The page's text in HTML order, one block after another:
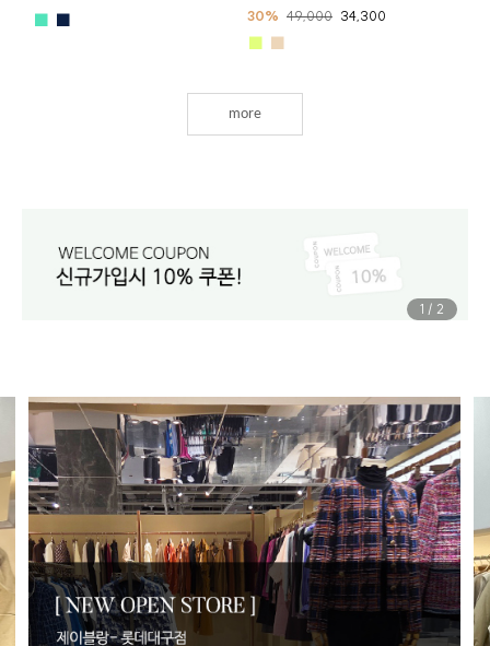
■ ■ 30% 49,000 34,300
■ ■
more
1 / 2